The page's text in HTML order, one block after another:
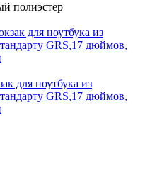
полиэстер
для ноутбука из
GRS,17 дюймов,